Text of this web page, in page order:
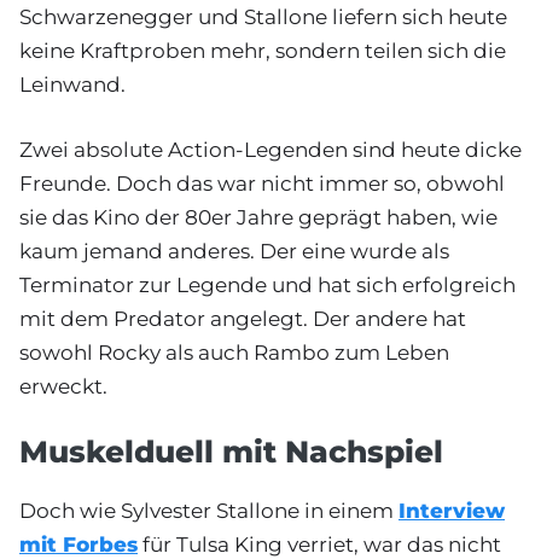
Schwarzenegger und Stallone liefern sich heute
keine Kraftproben mehr, sondern teilen sich die
Leinwand.
Zwei absolute Action-Legenden sind heute dicke
Freunde. Doch das war nicht immer so, obwohl
sie das Kino der 80er Jahre geprägt haben, wie
kaum jemand anderes. Der eine wurde als
Terminator zur Legende und hat sich erfolgreich
mit dem Predator angelegt. Der andere hat
sowohl Rocky als auch Rambo zum Leben
erweckt.
Muskelduell mit Nachspiel
Doch wie Sylvester Stallone in einem Interview
mit Forbes für Tulsa King verriet, war das nicht